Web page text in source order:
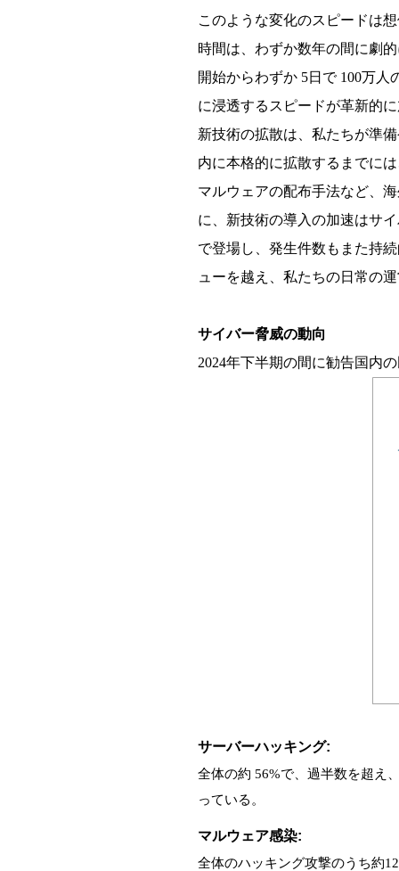
このような変化のスピードは
時間は、わずか数年の間に劇
開始からわずか 5日で 100万
に浸透するスピードが革新的
新技術の拡散は、私たちが準
内に本格的に拡散するまでに
マルウェアの配布手法など、
に、新技術の導入の加速はサ
で登場し、発生件数もまた持
ューを越え、私たちの日常の
サイバー脅威の動向
2024年下半期の間に勧告国内
サーバーハッキング:
全体の約 56%で、過半数を超え
っている。
マルウェア感染:
全体のハッキング攻撃のうち約